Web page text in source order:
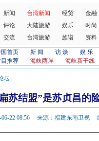
新闻 台湾新闻 经贸
金融
评论 大陆旅游 娱乐
时尚
交流 台湾旅游 族谱 资料
首页 新 闻 访 谈
娱 乐
推荐
海峡两岸 海峡新干线
坛
苏结盟”是苏贞昌的
06-22 08:56 来源：福建东南卫视